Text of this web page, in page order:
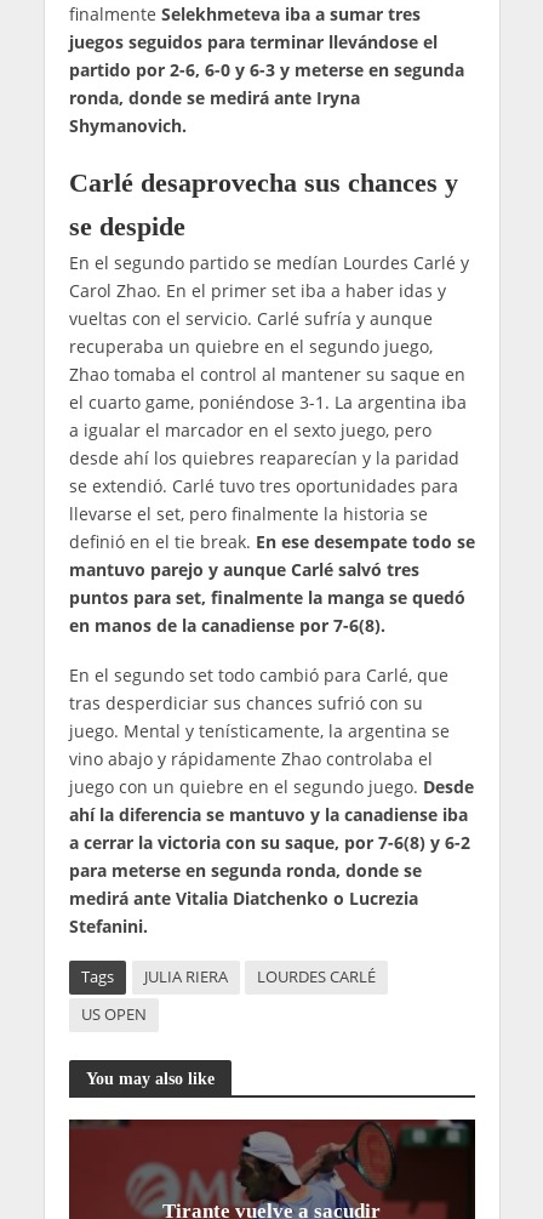
finalmente Selekhmeteva iba a sumar tres
juegos seguidos para terminar llevándose el
partido por 2-6, 6-0 y 6-3 y meterse en segunda
ronda, donde se medirá ante Iryna
Shymanovich.
Carlé desaprovecha sus chances y
se despide
En el segundo partido se medían Lourdes Carlé y
Carol Zhao. En el primer set iba a haber idas y
vueltas con el servicio. Carlé sufría y aunque
recuperaba un quiebre en el segundo juego,
Zhao tomaba el control al mantener su saque en
el cuarto game, poniéndose 3-1. La argentina iba
a igualar el marcador en el sexto juego, pero
desde ahí los quiebres reaparecían y la paridad
se extendió. Carlé tuvo tres oportunidades para
llevarse el set, pero finalmente la historia se
definió en el tie break. En ese desempate todo se
mantuvo parejo y aunque Carlé salvó tres
puntos para set, finalmente la manga se quedó
en manos de la canadiense por 7-6(8).
En el segundo set todo cambió para Carlé, que
tras desperdiciar sus chances sufrió con su
juego. Mental y tenísticamente, la argentina se
vino abajo y rápidamente Zhao controlaba el
juego con un quiebre en el segundo juego. Desde
ahí la diferencia se mantuvo y la canadiense iba
a cerrar la victoria con su saque, por 7-6(8) y 6-2
para meterse en segunda ronda, donde se
medirá ante Vitalia Diatchenko o Lucrezia
Stefanini.
Tags JULIA RIERA
LOURDES CARLÉ
US OPEN
You may also like
Tirante vuelve a sacudir